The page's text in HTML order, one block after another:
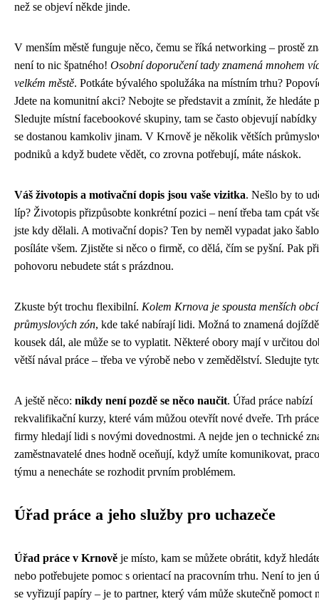
než se objeví někde jinde.
V menším městě funguje něco, čemu se říká networking – prostě
není to nic špatného! Osobní doporučení tady znamená mnohem
velkém městě. Potkáte bývalého spolužáka na místním trhu?
Jdete na komunitní akci? Nebojte se představit a zmínit, že hledáte
Sledujte místní facebookové skupiny, tam se často objevují
se dostanou kamkoliv jinam. V Krnově je několik větších
podniků a když budete vědět, co zrovna potřebují, máte náskok.
Váš životopis a motivační dopis jsou vaše vizitka. Nešlo by to
líp? Životopis přizpůsobte konkrétní pozici – není třeba tam cpát
jste kdy dělali. A motivační dopis? Ten by neměl vypadat jako
posíláte všem. Zjistěte si něco o firmě, co dělá, čím se pyšní. Pak při
pohovoru nebudete stát s prázdnou.
Zkuste být trochu flexibilní. Kolem Krnova je spousta menších
průmyslových zón, kde také nabírají lidi. Možná to znamená
kousek dál, ale může se to vyplatit. Některé obory mají v určitou
větší nával práce – třeba ve výrobě nebo v zemědělství. Sledujte
A ještě něco: nikdy není pozdě se něco naučit. Úřad práce nabízí
rekvalifikační kurzy, které vám můžou otevřít nové dveře. Trh
firmy hledají lidi s novými dovednostmi. A nejde jen o technické
zaměstnavatelé dnes hodně oceňují, když umíte komunikovat,
týmu a nenecháte se rozhodit prvním problémem.
Úřad práce a jeho služby pro uchazeče
Úřad práce v Krnově je místo, kam se můžete obrátit, když
nebo potřebujete pomoc s orientací na pracovním trhu. Není to jen
se vyřizují papíry – je to partner, který vám může skutečně pomoct